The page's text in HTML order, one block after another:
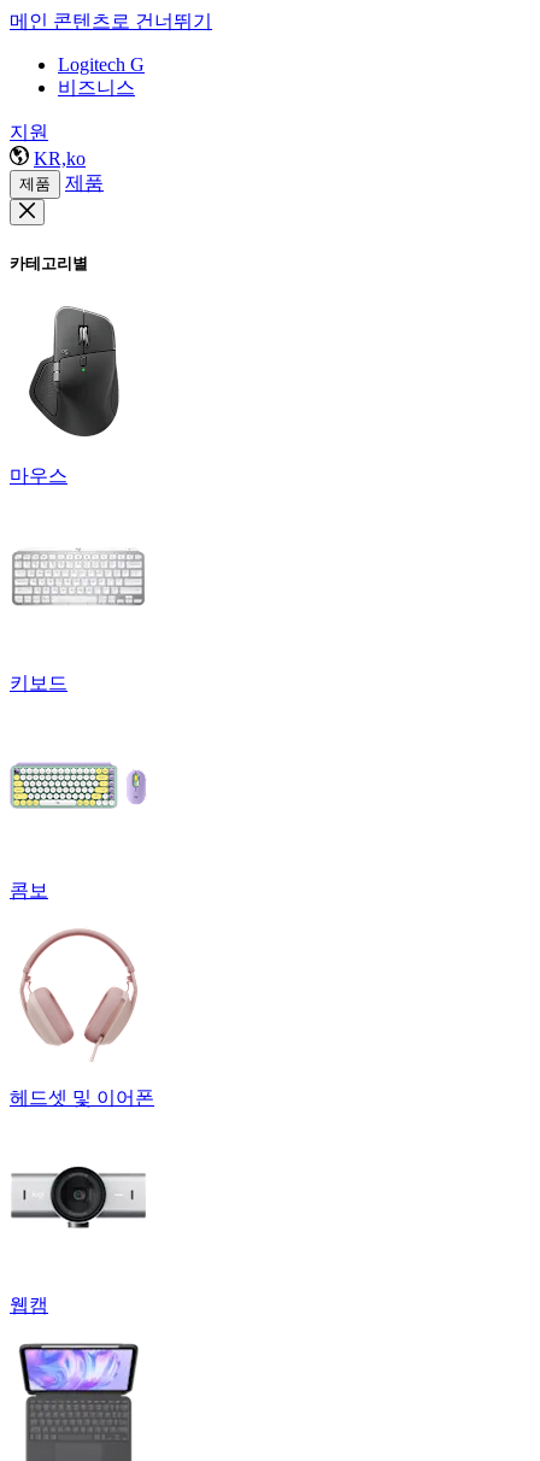
메인 콘텐츠로 건너뛰기
Logitech G
비즈니스
지원
KR,ko
제품 제품
카테고리별
마우스
키보드
콤보
헤드셋 및 이어폰
웹캠